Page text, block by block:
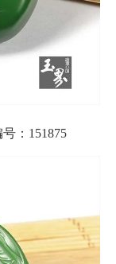
：151875